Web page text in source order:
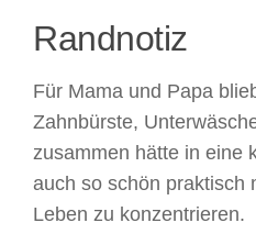
Randnotiz
Für Mama und Papa
Zahnbürste,
zusammen hätte in eine
auch so schön praktisch
Leben zu konzentrieren.